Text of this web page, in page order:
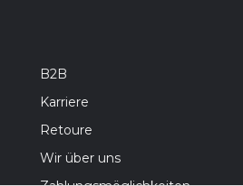
B2B
Karriere
Retoure
Wir über uns